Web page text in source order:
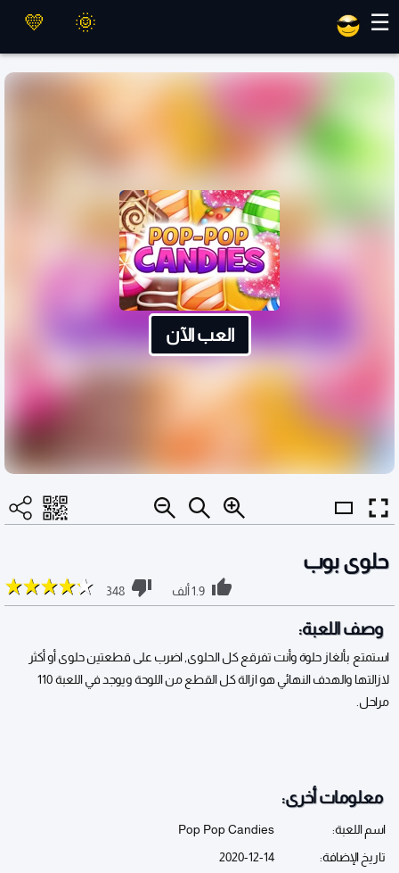
☰
العب الآن
حلوى بوب
1.9 ألف 348
وصف اللعبة:
استمتع بألغاز حلوة وأنت تفرقع كل الحلوى, اضرب على قطعتين حلوى أو أكثر
لازالتها والهدف النهائي هو ازالة كل القطع من اللوحة ويوجد في اللعبة 110
مراحل.
معلومات أخرى:
اسم اللعبة:
Pop Pop Candies
تاريخ الإضافة:
2020-12-14